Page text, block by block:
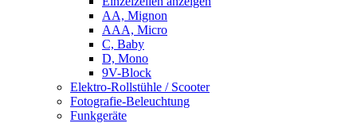
AA, Mignon
AAA, Micro
C, Baby
D, Mono
9V-Block
Elektro-Rollstühle / Scooter
Fotografie-Beleuchtung
Funkgeräte